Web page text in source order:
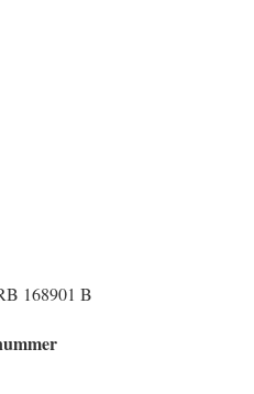
168901 B